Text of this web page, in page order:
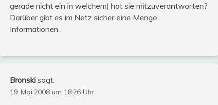
gerade nicht ein in welchem) hat sie mitzuverantworten?
Darüber gibt es im Netz sicher eine Menge
Informationen.
Bronski sagt:
19. Mai 2008 um 18:26 Uhr